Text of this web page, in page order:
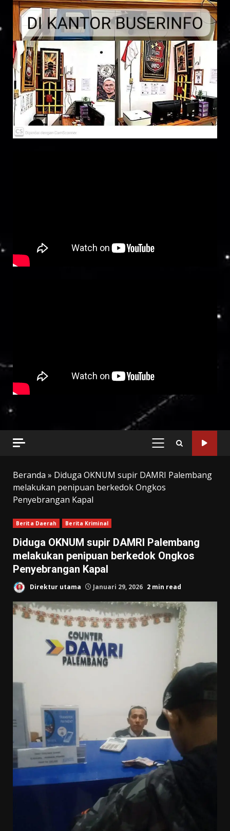
PRIMARY
Beranda » Diduga OKNUM supir DAMRI Palembang
melakukan penipuan berkedok Ongkos
Penyebrangan Kapal
Berita Daerah Berita Kriminal
Diduga OKNUM supir DAMRI Palembang
melakukan penipuan berkedok Ongkos
Penyebrangan Kapal
Direktur utama Januari 29, 2026 2 min read